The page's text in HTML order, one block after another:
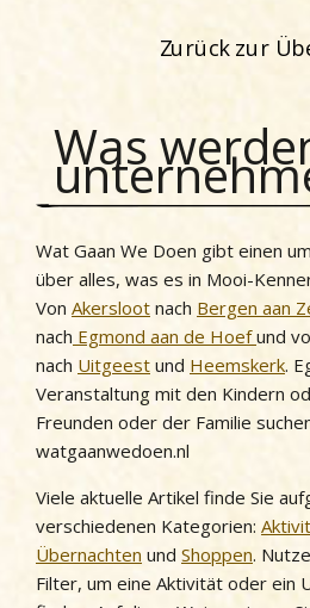
Zurück zur
Was
Wat Gaan We Doen gibt einen
über alles, was es in Mooi-
Von Akersloot nach Bergen aan
nach Egmond aan de Hoefund
nach Uitgeest und Heemskerk.
Veranstaltung mit den Kindern
Freunden oder der Familie
watgaanwedoen.nl
Viele aktuelle Artikel finde Sie
verschiedenen Kategorien:
Übernachten und Shoppen.
Filter, um eine Aktivität oder ein